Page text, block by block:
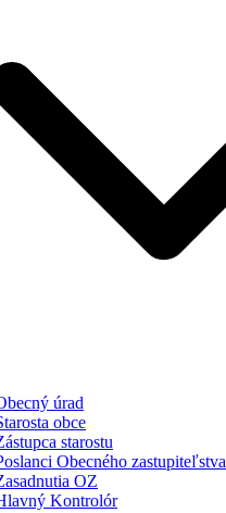
úrad
obce
starostu
Obecného zastupiteľstva
OZ
Kontrolór